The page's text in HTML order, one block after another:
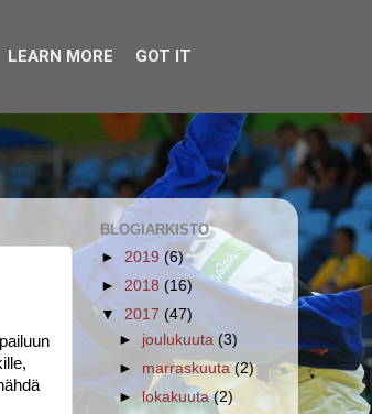
BLOGIARKISTO
► 2019 (6)
► 2018 (16)
▼ 2017 (47)
► joulukuuta(3)
► marraskuuta(2)
►lokakuuta(2)
LEARN MORE GOT IT